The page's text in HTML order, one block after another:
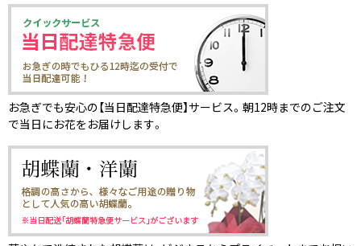
お急ぎでも安心の【当日配達特急便】サービス。朝12時までのご注文
で当日にお花をお届けします。